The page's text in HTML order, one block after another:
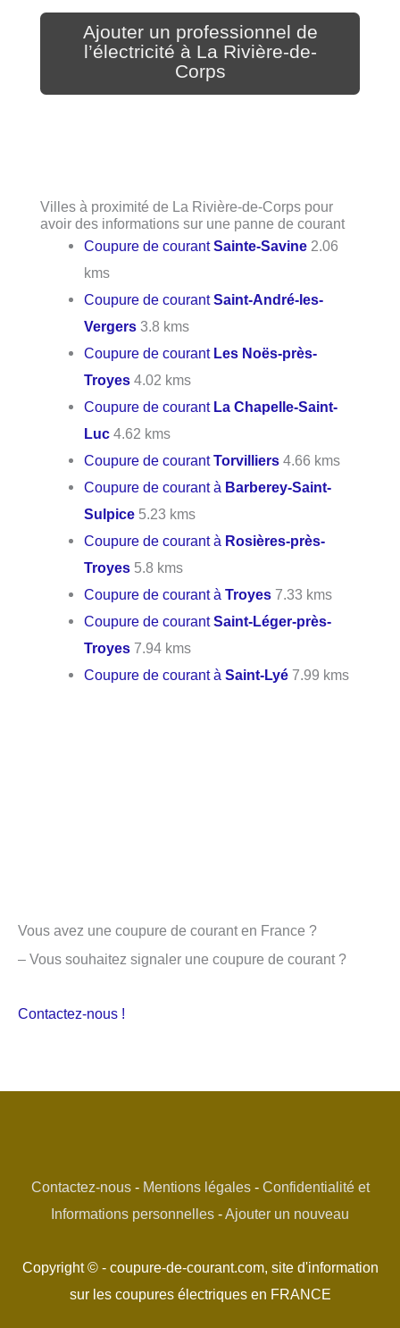
Ajouter un professionnel de
l’électricité à La Rivière-de-
Corps
Villes à proximité de La Rivière-de-Corps pour
avoir des informations sur une panne de courant
Coupure de courantSainte-Savine 2.06
kms
Coupure de courantSaint-André-les-
Vergers 3.8 kms
Coupure de courant Les Noës-près-
Troyes 4.02 kms
Coupure de courant La Chapelle-Saint-
Luc 4.62 kms
Coupure de courantTorvilliers 4.66 kms
Coupure de courant à Barberey-Saint-
Sulpice 5.23 kms
Coupure de courant à Rosières-près-
Troyes 5.8 kms
Coupure de courant àTroyes 7.33 kms
Coupure de courantSaint-Léger-près-
Troyes 7.94 kms
Coupure de courant àSaint-Lyé 7.99 kms
Vous avez une coupure de courant en France ?
– Vous souhaitez signaler une coupure de courant ?
Contactez-nous !
Contactez-nous- Mentions légales- Confidentialité et
Informations personnelles -Ajouter un nouveau
Copyright © - coupure-de-courant.com, site d'information
sur les coupures électriques en FRANCE